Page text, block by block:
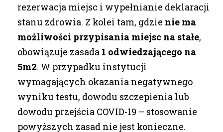
rezerwacja miejsc i wypełnianie deklaracji
stanu zdrowia. Z kolei tam, gdzie nie ma
możliwości przypisania miejsc na stałe,
obowiązuje zasada 1 odwiedzającego na
5m2. W przypadku instytucji
wymagających okazania negatywnego
wyniku testu, dowodu szczepienia lub
dowodu przejścia COVID-19 – stosowanie
powyższych zasad nie jest konieczne.